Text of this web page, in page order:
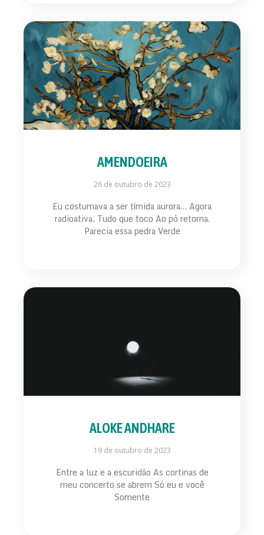
AMENDOEIRA
26 de outubro de 2023
Eu costumava a ser tímida aurora… Agora
radioativa, Tudo que toco Ao pó retorna.
Parecia essa pedra Verde
ALOKE ANDHARE
19 de outubro de 2023
Entre a luz e a escuridão As cortinas de
meu concerto se abrem Só eu e você
Somente